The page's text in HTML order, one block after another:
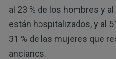
al 23 % de los hombres y
están hospitalizados, y al
31 % de las mujeres que
ancianos.